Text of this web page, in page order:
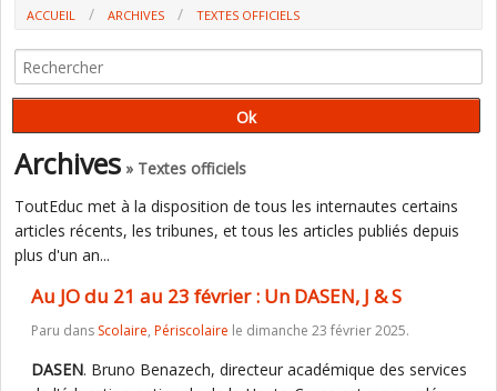
ACCUEIL ARCHIVES
TEXTES OFFICIELS
Archives » Textes officiels
ToutEduc met à la disposition de tous les internautes certains
articles récents, les tribunes, et tous les articles publiés depuis
plus d'un an...
Au JO du 21 au 23 février : Un DASEN, J & S
Paru dans Scolaire, Périscolaire le dimanche 23 février 2025.
DASEN. Bruno Benazech, directeur académique des services